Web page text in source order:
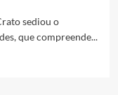
sediou o
que compreende...